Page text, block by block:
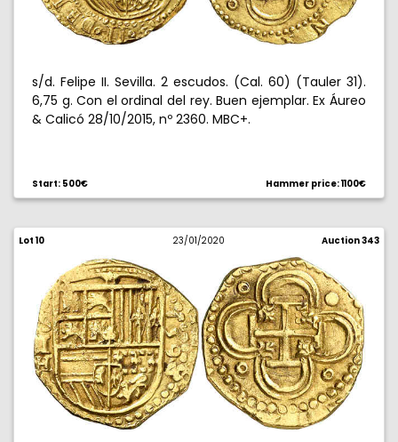
s/d. Felipe II. Sevilla. 2 escudos. (Cal. 60) (Tauler 31).
6,75 g. Con el ordinal del rey. Buen ejemplar. Ex Áureo
& Calicó 28/10/2015, nº 2360. MBC+.
Start: 500€ Hammer price: 1100€
Lot 10 23/01/2020 Auction 343